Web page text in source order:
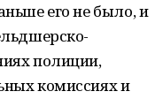
его не было, и
полиции,
комиссиях и